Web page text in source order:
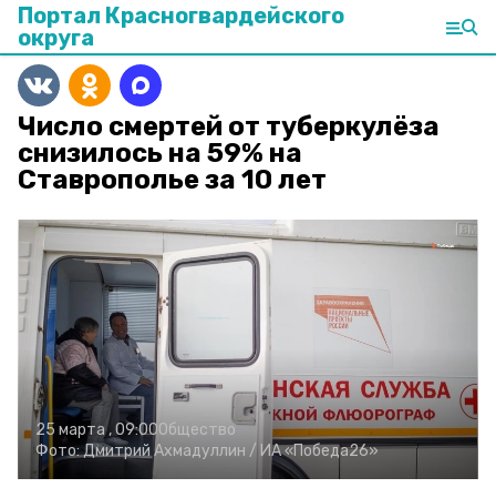
Портал Красногвардейского
округа
Число смертей от туберкулёза
снизилось на 59% на
Ставрополье за 10 лет
25 марта , 09:00Общество
Фото:Дмитрий Ахмадуллин / ИА «Победа26»